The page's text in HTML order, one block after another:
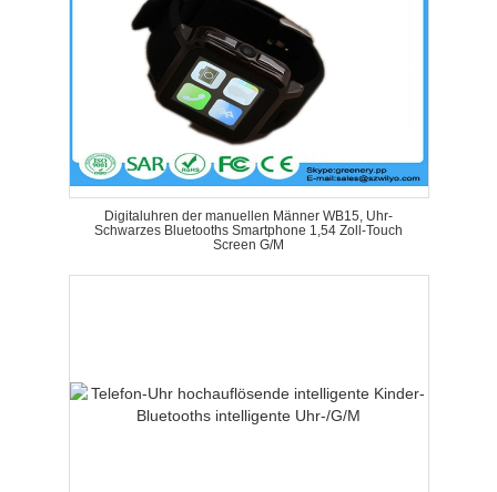
Digitaluhren der manuellen Männer WB15, Uhr-
Schwarzes Bluetooths Smartphone 1,54 Zoll-Touch
Screen G/M